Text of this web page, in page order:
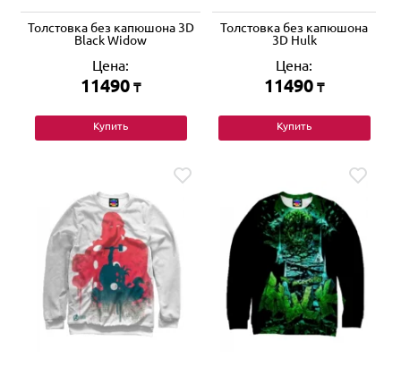
Толстовка без капюшона 3D
Black Widow
Цена:
11490 ₸
Купить
Толстовка без капюшона
3D Hulk
Цена:
11490 ₸
Купить